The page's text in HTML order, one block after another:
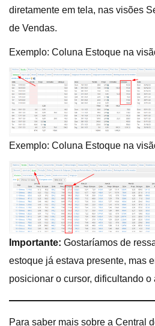
diretamente em tela, nas visões
de Vendas.
Exemplo: Coluna Estoque na
Exemplo: Coluna Estoque na
Importante: Gostaríamos de
estoque já estava presente, mas
posicionar o cursor, dificultando o
Para saber mais sobre a Central